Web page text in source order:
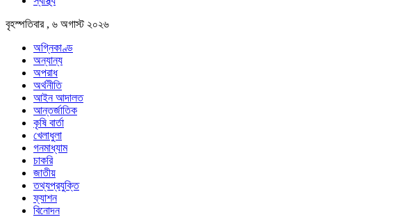
বৃহস্পতিবার , ৬ অগাস্ট ২০২৬
অগ্নিকাণ্ড
অন্যান্য
অপরাধ
অর্থনীতি
আইন আদালত
আন্তর্জাতিক
কৃষি বার্তা
খেলাধুলা
গনমাধ্যাম
চাকরি
জাতীয়
তথ্যপ্রযুক্তি
ফ্যাশন
বিনোদন